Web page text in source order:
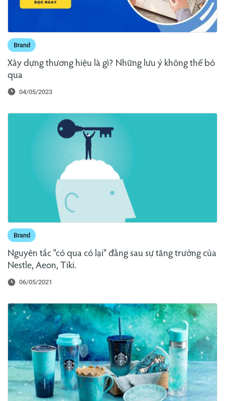
Brand
Xây dựng thương hiệu là gì? Những lưu ý không thể bỏ
qua
04/05/2023
Brand
Nguyên tắc "có qua có lại" đằng sau sự tăng trưởng của
Nestle, Aeon, Tiki.
06/05/2021